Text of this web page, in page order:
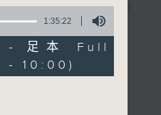
電台直播
1:35:22
- 足本 Full
- 10:00)